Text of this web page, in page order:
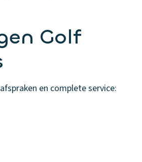
Golf
en complete service: